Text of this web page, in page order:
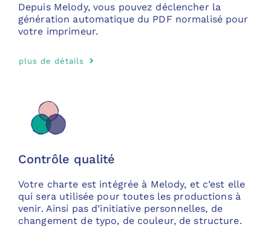
Depuis Melody, vous pouvez déclencher la
génération automatique du PDF normalisé pour
votre imprimeur.
plus de détails
Contrôle qualité
Votre charte est intégrée à Melody, et c’est elle
qui sera utilisée pour toutes les productions à
venir. Ainsi pas d’initiative personnelles, de
changement de typo, de couleur, de structure.